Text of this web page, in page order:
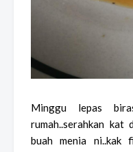
Minggu lepas
rumah..serahkan kat
buah menia ni..kak